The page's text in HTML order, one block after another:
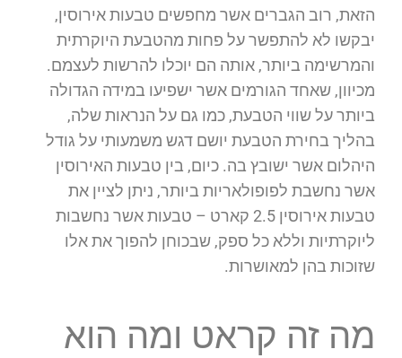
הזאת, רוב הגברים אשר מחפשים טבעות אירוסין,
יבקשו לא להתפשר על פחות מהטבעת היוקרתית
והמרשימה ביותר, אותה הם יוכלו להרשות לעצמם.
מכיוון, שאחד הגורמים אשר ישפיעו במידה הגדולה
ביותר על שווי הטבעת, כמו גם על הנראות שלה,
בהליך בחירת הטבעת יושם דגש משמעותי על גודל
היהלום אשר ישובץ בה. כיום, בין טבעות האירוסין
אשר נחשבת לפופולאריות ביותר, ניתן לציין את
טבעות אירוסין 2.5 קארט – טבעות אשר נחשבות
ליוקרתיות וללא כל ספק, שבכוחן להפוך את אלו
שזוכות בהן למאושרות.
מה זה קראט ומה הוא